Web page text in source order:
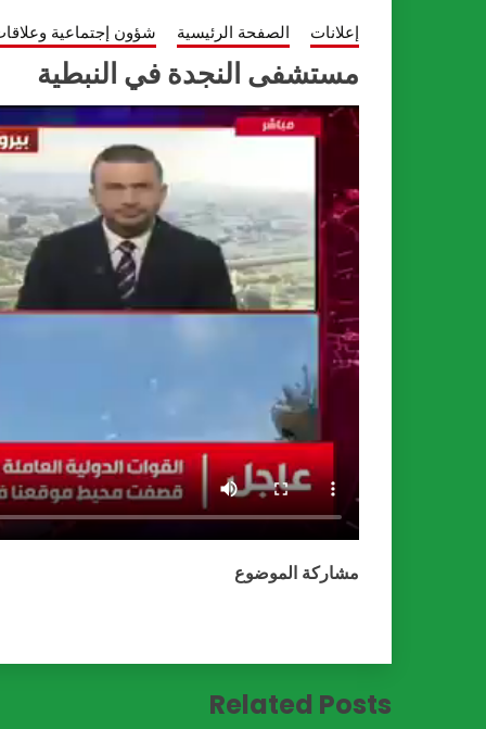
إعلانات الصفحة الرئيسية شؤون إجتماعية
مستشفى النجدة في النبطية
مشاركة الموضوع
Related Posts